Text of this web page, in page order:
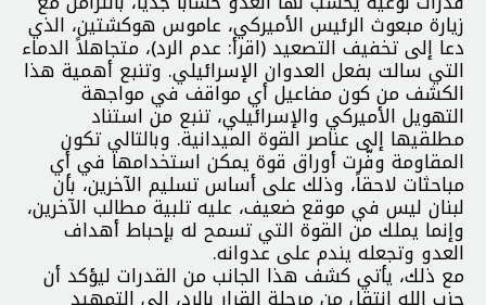
زيارة مبعوث الرئيس الأميركي، عاموس هوكشتين، الذي
دعا إلى تخفيف التصعيد (اقرأ: عدم الرد)، متجاهلاً الدماء
التي سالت بفعل العدوان الإسرائيلي. وتنبع أهمية هذا
الكشف من كون مفاعيل أي مواقف في مواجهة
التهويل الأميركي والإسرائيلي، تنبع من استناد
مطلقيها إلى عناصر القوة الميدانية. وبالتالي تكون
المقاومة وفّرت أوراق قوة يمكن استخدامها في أي
مباحثات لاحقاً، وذلك على أساس تسليم الآخرين، بأن
لبنان ليس في موقع ضعيف، عليه تلبية مطالب الآخرين،
وإنما يملك من القوة التي تسمح له بإحباط أهداف
العدو وتجعله يندم على عدوانه.
مع ذلك، يأتي كشف هذا الجانب من القدرات ليؤكد أن